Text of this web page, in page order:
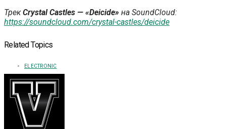
ТрекCrystal Castles — «Deicide» на SoundCloud:
https://soundcloud.com/crystal-castles/deicide
Related Topics
ELECTRONIC